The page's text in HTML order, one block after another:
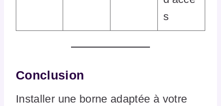
s
Conclusion
Installer une borne adaptée à votre